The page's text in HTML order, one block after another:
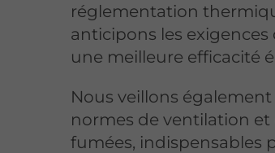
réglementation
anticipons les exigences
une meilleure efficacité
Nous veillons
normes de ventilation et
fumées, indispensables